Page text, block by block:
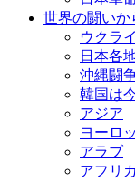
世界の闘いか
ウクラ
日本各
沖縄闘
韓国は
アジア
ヨーロ
アラブ
アフリ